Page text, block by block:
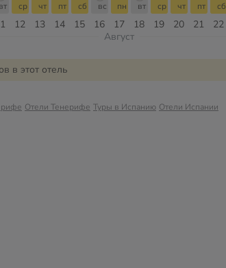
вт
12
ср
13
чт
14
пт
15
сб
16
вс
17
пн
18
вт
19
ср
20
чт
21
пт
22
сб
Август
в этот отель
Отели Тенерифе Туры в Испанию Отели Испании